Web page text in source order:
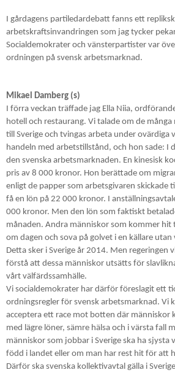
I gårdagens partiledardebatt fanns ett
arbetskraftsinvandringen som jag tycker
Socialdemokrater och vänsterpartister var
ordningen på svensk arbetsmarknad.
Mikael Damberg (s)
I förra veckan träffade jag Ella Niia,
hotell och restaurang. Vi talade om de
till Sverige och tvingas arbeta under ovärdiga
handeln med arbetstillstånd, och hon sade: I
den svenska arbetsmarknaden. En kinesisk
pris av 8 000 kronor. Hon berättade om
enligt de papper som arbetsgivaren skickade
få en lön på 22 000 kronor. I
000 kronor. Men den lön som faktiskt
månaden. Andra människor som kommer
om dagen och sova på golvet i en källare
Detta sker i Sverige år 2014. Men regeringen
förstå att dessa människor utsätts för
vårt välfärdssamhälle.
Vi socialdemokrater har därför föreslagit ett
ordningsregler för svensk arbetsmarknad. Vi
acceptera ett race mot botten där människor
med lägre löner, sämre hälsa och i värsta fall
människor som jobbar i Sverige ska ha sjysta
född i landet eller om man har rest hit för att
Därför ska svenska kollektivavtal gälla i